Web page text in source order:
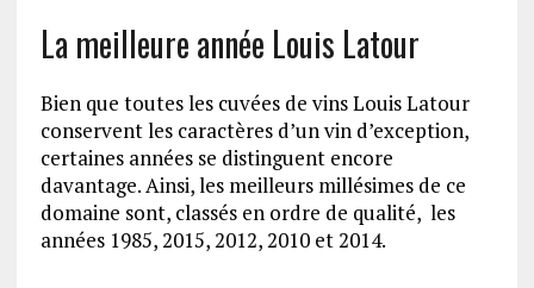
La meilleure année Louis Latour
Bien que toutes les cuvées de vins Louis Latour
conservent les caractères d’un vin d’exception,
certaines années se distinguent encore
davantage. Ainsi, les meilleurs millésimes de ce
domaine sont, classés en ordre de qualité, les
années 1985, 2015, 2012, 2010 et 2014.